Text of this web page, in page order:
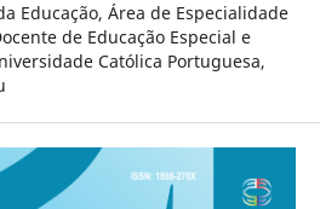
Educação, Área de Especialidade
de Educação Especial e
Católica Portuguesa,